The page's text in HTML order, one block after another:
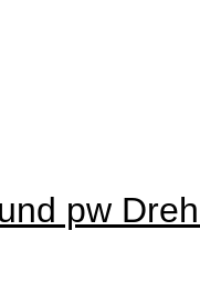
pw